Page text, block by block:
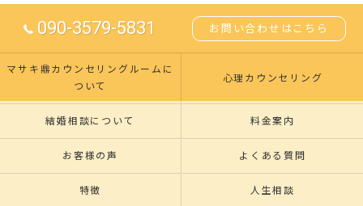
090-3579-5831 お問い合わせはこちら
マサキ鼎カウンセリングルームに
ついて
心理カウンセリング
結婚相談について 料金案内
お客様の声 よくある質問
特徴 人生相談